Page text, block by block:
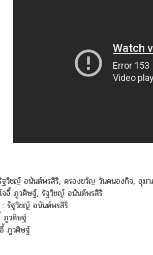
ฐวิชญ์ อนันต์พรสิริ, ครองขวัญ วันคนองกิจ, อุม
จอี้ ภูวศิษฐ์, รัฐวิชญ์ อนันต์พรสิริ
: รัฐวิชญ์ อนันต์พรสิริ
ภูวศิษฐ์
ภูวศิษฐ์